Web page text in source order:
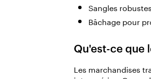
Sangles
Bâchage pour
Qu'est-ce que
Les marchandises